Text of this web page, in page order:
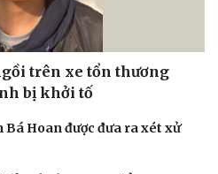
trên xe tổn thương
bị khởi tố
Bá Hoan được đưa ra xét xử